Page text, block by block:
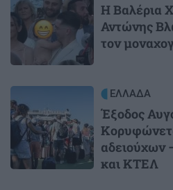
Η Βαλέρια
Αντώνης
τον
ΕΛΛΑΔΑ
Έξοδος
αδειούχων
και ΚΤΕΛ